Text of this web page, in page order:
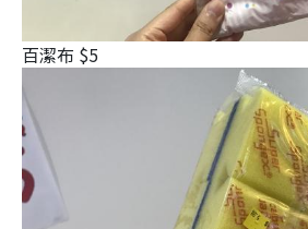
百潔布 $5